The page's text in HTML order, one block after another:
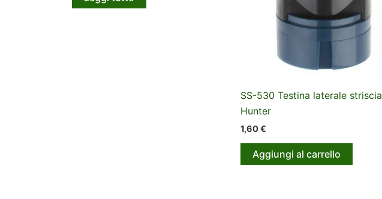
SS-530 Testina laterale striscia
Hunter
1,60€
Aggiungi al carrello